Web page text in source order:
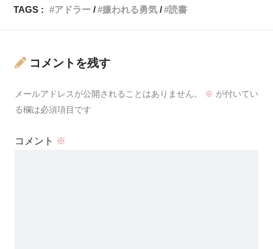
TAGS :
アドラー 嫌われる勇気 読書
コメントを残す
メールアドレスが公開されることはありません。 ※ が付いてい
る欄は必須項目です
コメント ※